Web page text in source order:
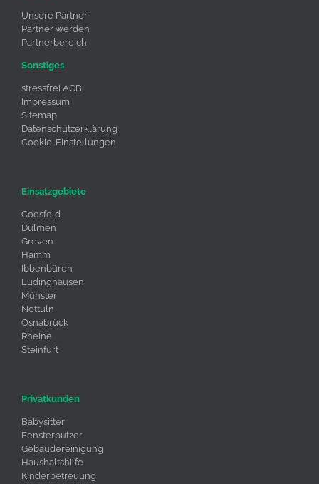
Unsere Partner
Partner werden
Partnerbereich
Sonstiges
stressfrei AGB
Impressum
Sitemap
Datenschutzerklärung
Cookie-Einstellungen
Einsatzgebiete
Coesfeld
Dülmen
Greven
Hamm
Ibbenbüren
Lüdinghausen
Münster
Nottuln
Osnabrück
Rheine
Steinfurt
Privatkunden
Babysitter
Fensterputzer
Gebäudereinigung
Haushaltshilfe
Kinderbetreuung